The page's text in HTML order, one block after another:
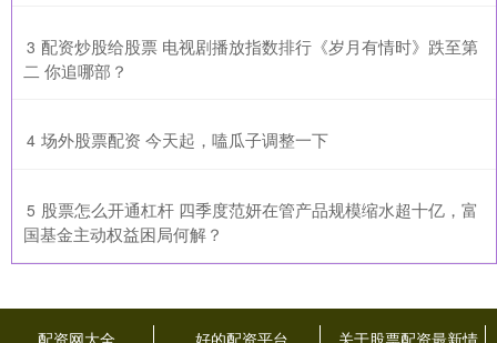
3 ​配资炒股给股票 电视剧播放指数排行《岁月有情时》跌至第
二 你追哪部？
4 ​场外股票配资 今天起，嗑瓜子调整一下
5 ​股票怎么开通杠杆 四季度范妍在管产品规模缩水超十亿，富
国基金主动权益困局何解？
配资网大全 好的配资平台 关于股票配资最新情